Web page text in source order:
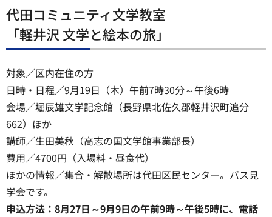
代田コミュニティ文学教室
「軽井沢 文学と絵本の旅」
対象／区内在住の方
日時・日程／9月19日（木）午前7時30分～午後6時
会場／堀辰雄文学記念館（長野県北佐久郡軽井沢町追分
662）ほか
講師／生田美秋（高志の国文学館事業部長）
費用／4700円（入場料・昼食代）
ほかの情報／集合・解散場所は代田区民センター。バス見
学会です。
申込方法：8月27日～9月9日の午前9時～午後5時に、電話